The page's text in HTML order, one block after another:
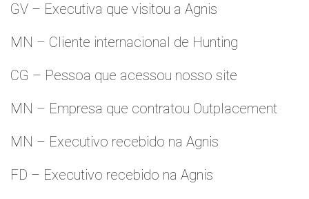
GV – Executiva que visitou a Agnis
MN – Cliente internacional de Hunting
CG – Pessoa que acessou nosso site
MN – Empresa que contratou Outplacement
MN – Executivo recebido na Agnis
FD – Executivo recebido na Agnis